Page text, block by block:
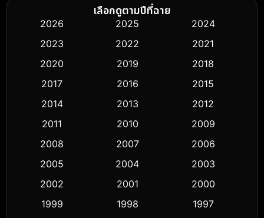
Biography ชีวิตจริง
Classic หนังคลาสสิก (50)
Comedy ตลก (451)
Crime อาชญากรรม (530)
Cult Film
เลือกดูตามปีที่ฉาย
2026 2025
2024
2023
2022
2021
2020
2019
2018
2017
2016
2015
2014
2013
2012
2011
2010
2009
2008
2007
2006
2005
2004
2003
2002
2001
2000
1999
1998
1997